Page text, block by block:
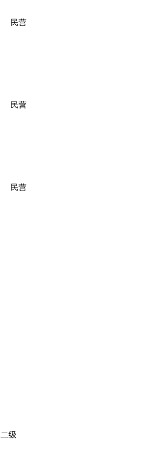
民营
民营
民营
二级